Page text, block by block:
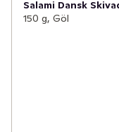
Salami Dansk
150 g, Göl